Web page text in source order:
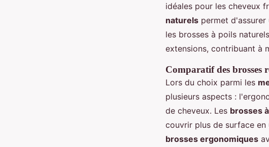
idéales pour les cheveux
naturels permet
les brosses à poils
extensions, contribuant à
Comparatif des brosses
Lors du choix parmi les
plusieurs aspects :
de cheveux. Les brosses
couvrir plus de surface en
brosses ergonomiques